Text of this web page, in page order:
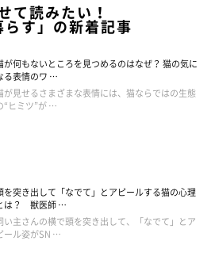
たくはないでしょうから、
て読みたい！
らす」の新着記事
が何もないところを見つめるのはなぜ？ 猫の気に
る表情のワ …
が見せるさまざまな表情には、猫ならではの生態
“ヒミツ”が …
を突き出して「なでて」とアピールする猫の心理
は？ 獣医師 …
い主さんの横で頭を突き出して、「なでて」とア
ール姿がSN …